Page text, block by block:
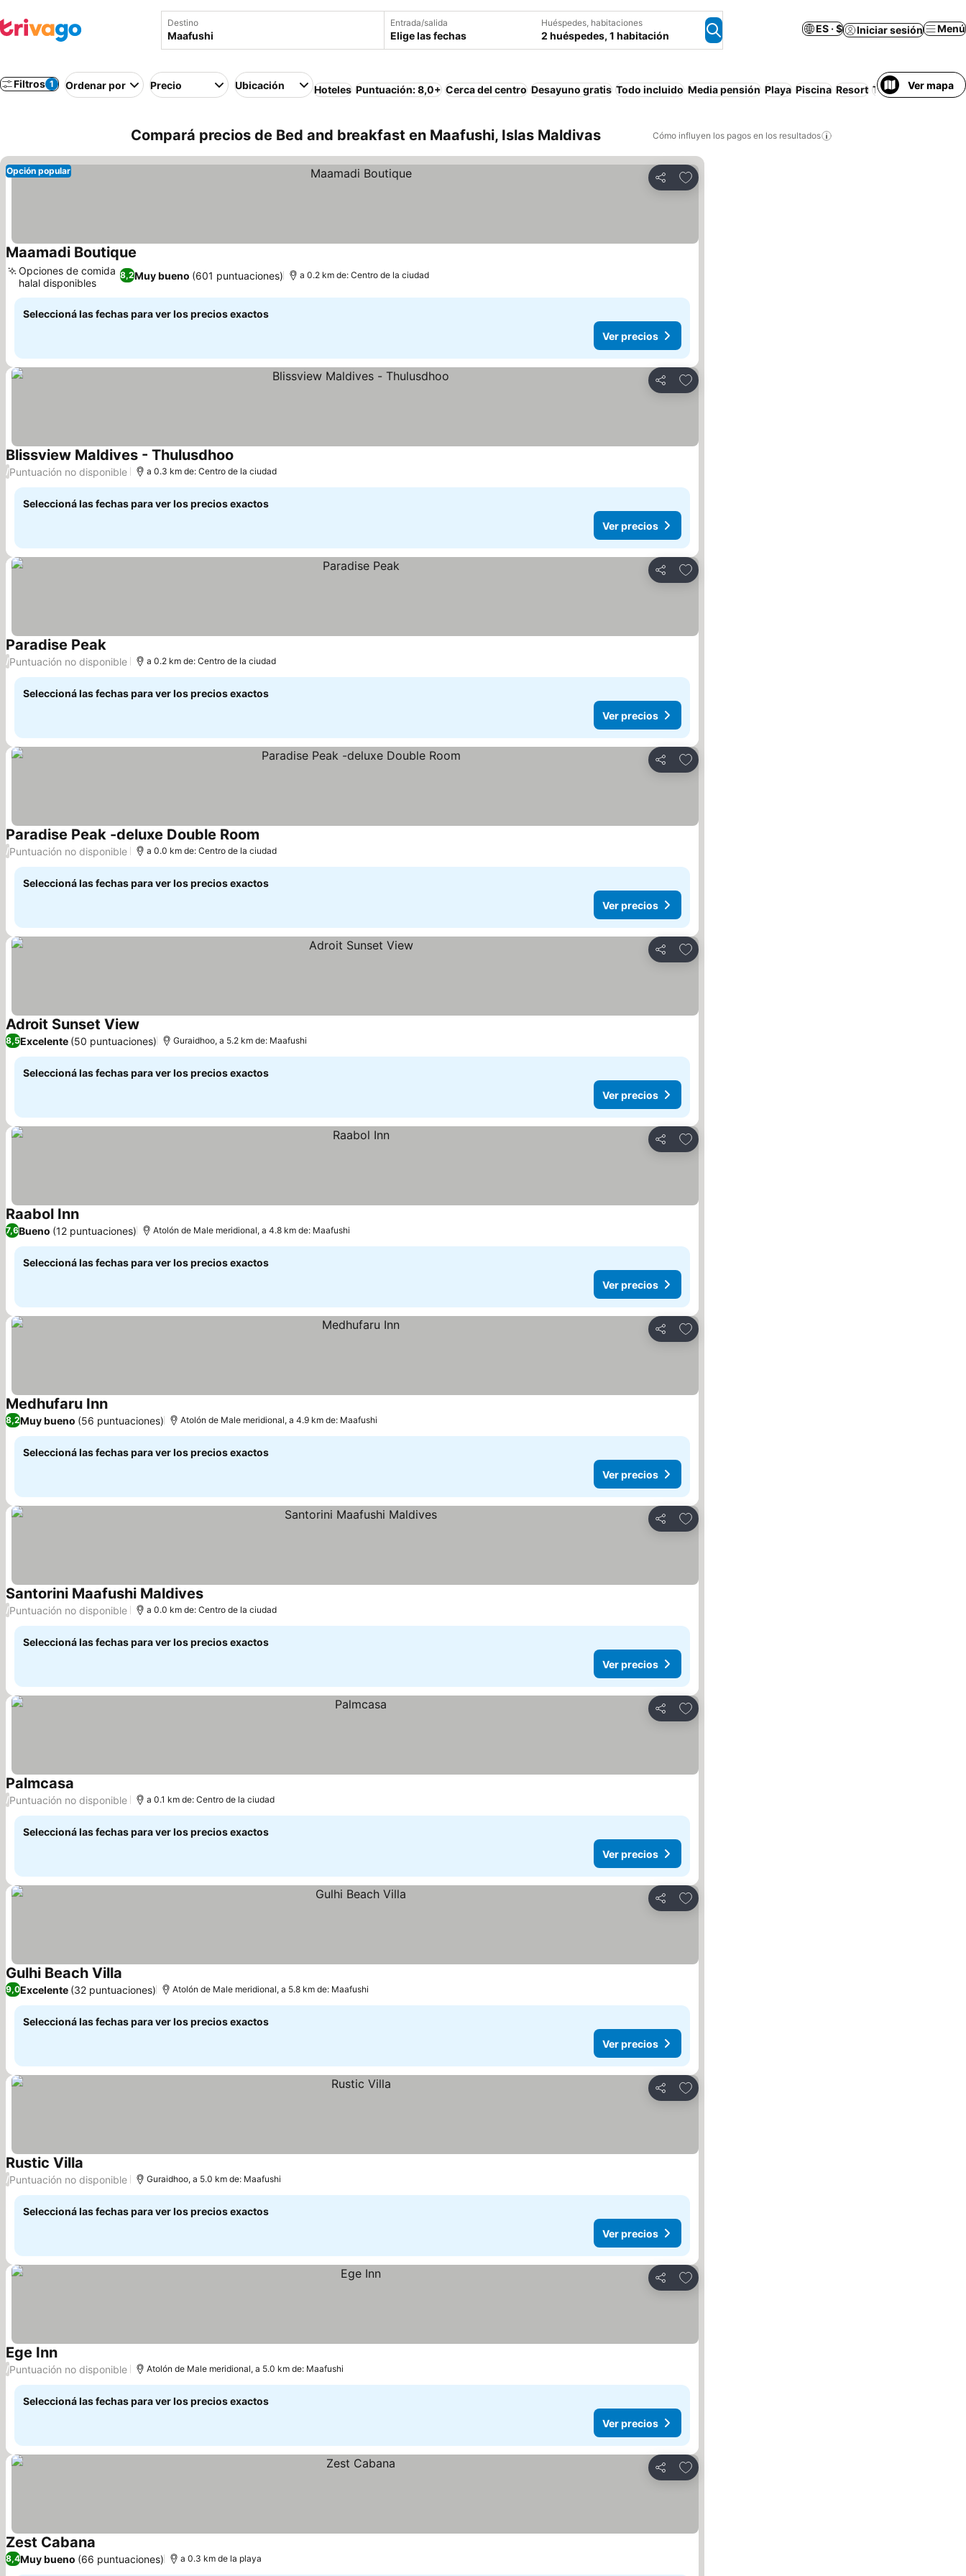
Destino Entrada/salida
Elige las fechas
Huéspedes, habitaciones
2 huéspedes, 1 habitación
ES · $ Iniciar sesión Menú
Filtros 1 Ordenar por Precio Ubicación Hoteles Puntuación: 8,0+ Cerca del centro Desayuno gratis Todo incluido Media pensión Playa Piscina Resort Traslado del/al
Ver mapa
Compará precios de Bed and breakfast en Maafushi, Islas Maldivas Cómo influyen los pagos en los resultados
Compartir
Añadir a favoritos
Opción popular
Maamadi Boutique
8,2Muy bueno (601 puntuaciones)
Opciones de comida
halal disponibles
a 0.2 km de: Centro de la ciudad
Seleccioná las fechas para ver los precios exactos
Ver precios
Compartir
Añadir a favoritos
Blissview Maldives - Thulusdhoo
/Puntuación no disponible a 0.3 km de: Centro de la ciudad
Seleccioná las fechas para ver los precios exactos
Ver precios
Compartir
Añadir a favoritos
Paradise PeakVer precios
/Puntuación no disponible a 0.2 km de: Centro de la ciudad
Seleccioná las fechas para ver los precios exactos
Ver precios
Compartir
Añadir a favoritos
Paradise Peak -deluxe Double Room
/Puntuación no disponible a 0.0 km de: Centro de la ciudad
Seleccioná las fechas para ver los precios exactos
Ver precios
Compartir
Añadir a favoritos
Adroit Sunset View Ver precios
8,5Excelente (50 puntuaciones) Guraidhoo, a 5.2 km de: Maafushi
Seleccioná las fechas para ver los precios exactos
Ver precios
Compartir
Añadir a favoritos
Raabol InnVer precios
7,6Bueno (12 puntuaciones) Atolón de Male meridional, a 4.8 km de: Maafushi
Seleccioná las fechas para ver los precios exactos
Ver precios
Compartir
Añadir a favoritos
Medhufaru InnVer precios
8,2Muy bueno (56 puntuaciones) Atolón de Male meridional, a 4.9 km de: Maafushi
Seleccioná las fechas para ver los precios exactos
Ver precios
Compartir
Añadir a favoritos
Santorini Maafushi MaldivesVer precios
/Puntuación no disponible a 0.0 km de: Centro de la ciudad
Seleccioná las fechas para ver los precios exactos
Ver precios
Compartir
Añadir a favoritos
Palmcasa
/Puntuación no disponible a 0.1 km de: Centro de la ciudad
Seleccioná las fechas para ver los precios exactos
Ver precios
Compartir
Añadir a favoritos
Gulhi Beach Villa Ver precios
9,0Excelente (32 puntuaciones) Atolón de Male meridional, a 5.8 km de: Maafushi
Seleccioná las fechas para ver los precios exactos
Ver precios
Compartir
Añadir a favoritos
Rustic Villa Ver precios
/Puntuación no disponible Guraidhoo, a 5.0 km de: Maafushi
Seleccioná las fechas para ver los precios exactos
Ver precios
Compartir
Añadir a favoritos
Ege InnVer precios
/Puntuación no disponible Atolón de Male meridional, a 5.0 km de: Maafushi
Seleccioná las fechas para ver los precios exactos
Ver precios
Compartir
Añadir a favoritos
Zest Cabana
8,4Muy bueno (66 puntuaciones) a 0.3 km de la playa